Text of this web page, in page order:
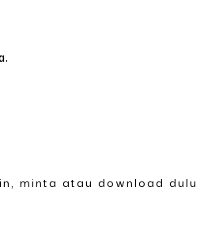
minta atau download dulu